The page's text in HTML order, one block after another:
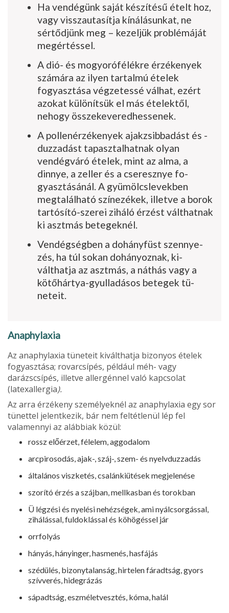
Ha vendégünk saját készítésű ételt hoz,
vagy visszautasítja kínálásunkat, ne
sértődjünk meg – kezeljük prob­lémáját
megértéssel.
A dió- és mogyorófélékre érzékenyek
számára az ilyen tartalmú éte­lek
fogyasztása végzetessé válhat, ezért
azokat különítsük el más ételek­től,
nehogy összekeveredhessenek.
A pollenérzékenyek ajakzsibbadást és -
duzzadást tapasztalhatnak olyan
vendégváró ételek, mint az alma, a
dinnye, a zeller és a cseresznye fo­
gyasztásánál. A gyümölcslevekben
megtalálható színezékek, illetve a borok
tartósító-szerei ziháló érzést válthatnak
ki asztmás betegeknél.
Vendégségben a dohányfüst szennye­
zés, ha túl sokan dohányoznak, ki­
válthatja az asztmás, a náthás vagy a
kötőhártya-gyulladásos betegek tü­
neteit.
Anaphylaxia
Az anaphylaxia tüneteit kiválthatja bizo­nyos ételek
fogyasztása; rovarcsípés, pél­dául méh- vagy
darázscsípés, illetve allergénnel való kapcsolat
(latexallergia).
Az arra érzékeny személyeknél az anaphylaxia egy sor
tünettel jelentkezik, bár nem feltétlenül lép fel
valamennyi az alábbiak közül:
rossz előérzet, félelem, aggodalom
arcpirosodás, ajak-, száj-, szem- és nyelvduzzadás
általános viszketés, csalánkiütések megjelenése
szorító érzés a szájban, mellkasban és torokban
Ü légzési és nyelési nehézségek, ami nyálcsorgással,
zihálással, fuldoklással és köhögéssel jár
orrfolyás
hányás, hányinger, hasmenés, hasfá­jás
szédülés, bizonytalanság, hirtelen fá­radtság, gyors
szívverés, hidegrázás
sápadtság, eszméletvesztés, kóma, halál